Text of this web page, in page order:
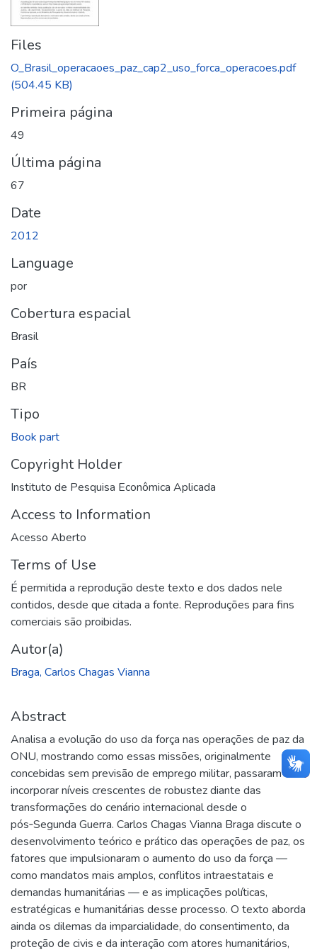
Files
O_Brasil_operacaoes_paz_cap2_uso_forca_operacoes.pdf
(504.45 KB)
Primeira página
49
Última página
67
Date
2012
Language
por
Cobertura espacial
Brasil
País
BR
Tipo
Book part
Copyright Holder
Instituto de Pesquisa Econômica Aplicada
Access to Information
Acesso Aberto
Terms of Use
É permitida a reprodução deste texto e dos dados nele
contidos, desde que citada a fonte. Reproduções para fins
comerciais são proibidas.
Autor(a)
Braga, Carlos Chagas Vianna
Abstract
Analisa a evolução do uso da força nas operações de paz da
ONU, mostrando como essas missões, originalmente
concebidas sem previsão de emprego militar, passaram a
incorporar níveis crescentes de robustez diante das
transformações do cenário internacional desde o
pós‑Segunda Guerra. Carlos Chagas Vianna Braga discute o
desenvolvimento teórico e prático das operações de paz, os
fatores que impulsionaram o aumento do uso da força —
como mandatos mais amplos, conflitos intraestatais e
demandas humanitárias — e as implicações políticas,
estratégicas e humanitárias desse processo. O texto aborda
ainda os dilemas da imparcialidade, do consentimento, da
proteção de civis e da interação com atores humanitários,